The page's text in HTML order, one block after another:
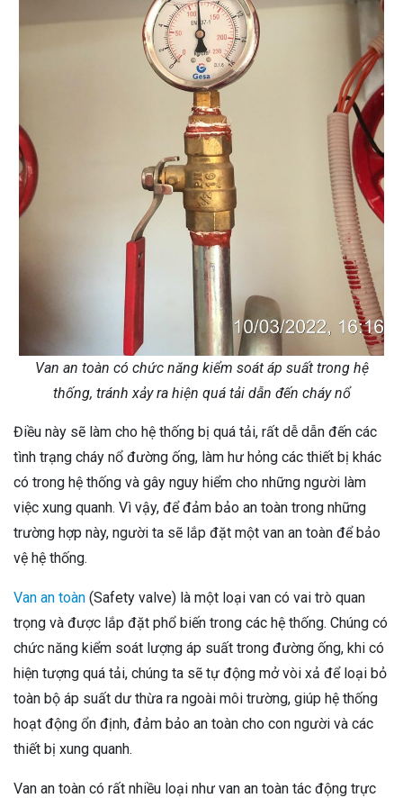
Van an toàn có chức năng kiểm soát áp suất trong hệ
thống, tránh xảy ra hiện quá tải dẫn đến cháy nổ
Điều này sẽ làm cho hệ thống bị quá tải, rất dễ dẫn đến các
tình trạng cháy nổ đường ống, làm hư hỏng các thiết bị khác
có trong hệ thống và gây nguy hiểm cho những người làm
việc xung quanh. Vì vậy, để đảm bảo an toàn trong những
trường hợp này, người ta sẽ lắp đặt một van an toàn để bảo
vệ hệ thống.
Van an toàn (Safety valve) là một loại van có vai trò quan
trọng và được lắp đặt phổ biến trong các hệ thống. Chúng có
chức năng kiểm soát lượng áp suất trong đường ống, khi có
hiện tượng quá tải, chúng ta sẽ tự động mở vòi xả để loại bỏ
toàn bộ áp suất dư thừa ra ngoài môi trường, giúp hệ thống
hoạt động ổn định, đảm bảo an toàn cho con người và các
thiết bị xung quanh.
Van an toàn có rất nhiều loại như van an toàn tác động trực